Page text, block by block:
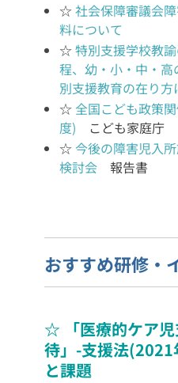
☆ 社会保障審議会
料について
☆ 特別支援学校教
程、幼・小・中・
別支援教育の在り
☆ 全国こども政策
度) こども家庭庁
☆ 今後の障害児入
検討会 報告書
おすすめ研修・
☆ 「医療的ケア
待」-支援法(2021
と課題